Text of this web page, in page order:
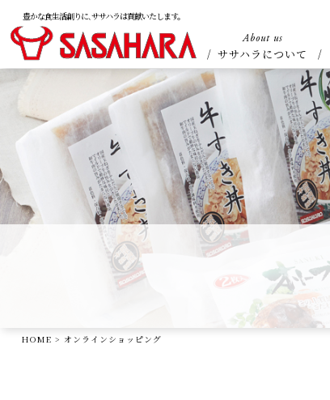
豊かな食生活創りに､ササハラは貢献いたします。
ササハラについて
About us
HOME > オンラインショッピング